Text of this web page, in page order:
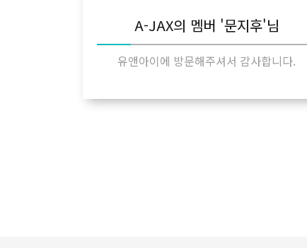
A-JAX의 멤버 '문지후'님
유앤아이에 방문해주셔서 감사합니다.